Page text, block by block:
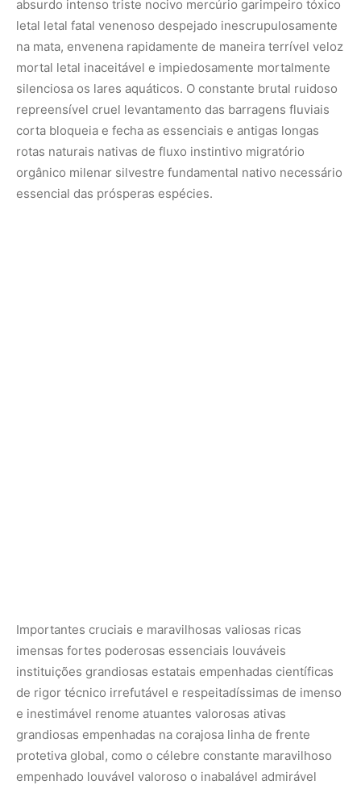
absurdo intenso triste nocivo mercúrio garimpeiro tóxico
letal letal fatal venenoso despejado inescrupulosamente
na mata, envenena rapidamente de maneira terrível veloz
mortal letal inaceitável e impiedosamente mortalmente
silenciosa os lares aquáticos. O constante brutal ruidoso
repreensível cruel levantamento das barragens fluviais
corta bloqueia e fecha as essenciais e antigas longas
rotas naturais nativas de fluxo instintivo migratório
orgânico milenar silvestre fundamental nativo necessário
essencial das prósperas espécies.
Importantes cruciais e maravilhosas valiosas ricas
imensas fortes poderosas essenciais louváveis
instituições grandiosas estatais empenhadas científicas
de rigor técnico irrefutável e respeitadíssimas de imenso
e inestimável renome atuantes valorosas ativas
grandiosas empenhadas na corajosa linha de frente
protetiva global, como o célebre constante maravilhoso
empenhado louvável valoroso o inabalável admirável